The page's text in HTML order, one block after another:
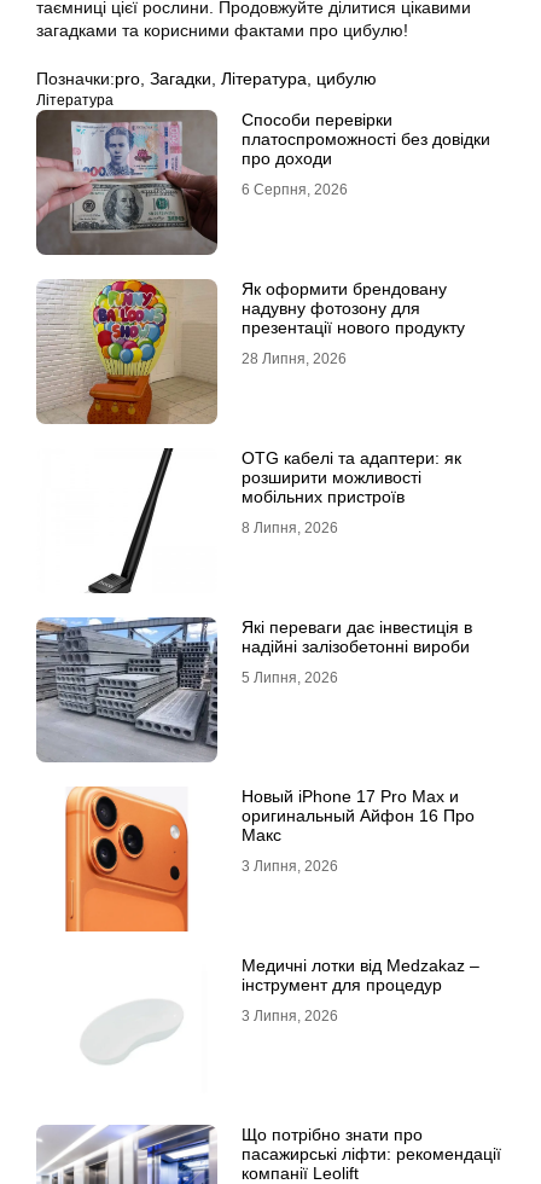
таємниці цієї рослини. Продовжуйте ділитися цікавими
загадками та корисними фактами про цибулю!
Позначки:pro Загадки Література цибулю
Література
Способи перевірки
платоспроможності без довідки
про доходи
6 Серпня, 2026
Як оформити брендовану
надувну фотозону для
презентації нового продукту
28 Липня, 2026
OTG кабелі та адаптери: як
розширити можливості
мобільних пристроїв
8 Липня, 2026
Які переваги дає інвестиція в
надійні залізобетонні вироби
5 Липня, 2026
Новый iPhone 17 Pro Max и
оригинальный Айфон 16 Про
Макс
3 Липня, 2026
Медичні лотки від Medzakaz –
інструмент для процедур
3 Липня, 2026
Що потрібно знати про
пасажирські ліфти: рекомендації
компанії Leolift